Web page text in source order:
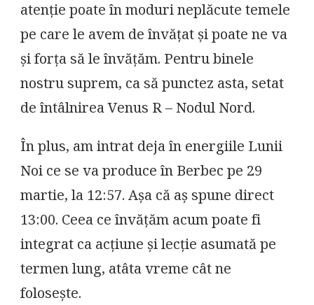
atenție poate în moduri neplăcute temele
pe care le avem de învățat și poate ne va
și forța să le învățăm. Pentru binele
nostru suprem, ca să punctez asta, setat
de întâlnirea Venus R – Nodul Nord.
În plus, am intrat deja în energiile Lunii
Noi ce se va produce în Berbec pe 29
martie, la 12:57. Așa că aș spune direct
13:00. Ceea ce învățăm acum poate fi
integrat ca acțiune și lecție asumată pe
termen lung, atâta vreme cât ne
folosește.